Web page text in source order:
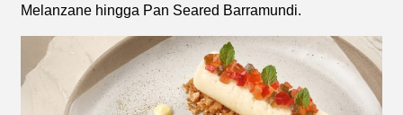
Melanzane hingga Pan Seared Barramundi.